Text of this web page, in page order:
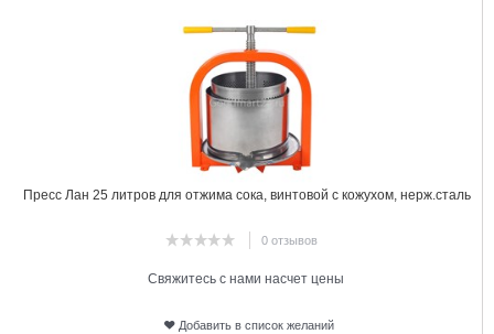
Пресс Лан 25 литров для отжима сока, винтовой с кожухом, нерж.сталь
0 отзывов
Свяжитесь с нами насчет цены
Добавить в список желаний